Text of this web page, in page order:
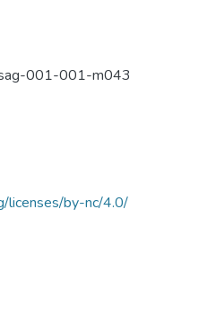
001-001-m043
licenses/by-nc/4.0/